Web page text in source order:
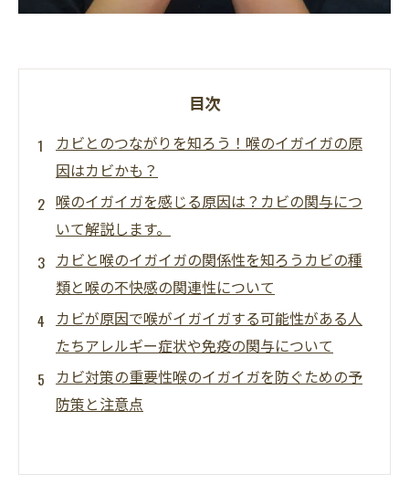
目次
カビとのつながりを知ろう！喉のイガイガの原
因はカビかも？
喉のイガイガを感じる原因は？カビの関与につ
いて解説します。
カビと喉のイガイガの関係性を知ろうカビの種
類と喉の不快感の関連性について
カビが原因で喉がイガイガする可能性がある人
たちアレルギー症状や免疫の関与について
カビ対策の重要性喉のイガイガを防ぐための予
防策と注意点